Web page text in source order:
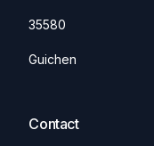
35580
Guichen
Contact